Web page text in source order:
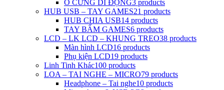
Ổ CỨNG DI ĐỘNG3 products
HUB USB – TAY GAMES21 products
HUB CHIA USB14 products
TAY BẤM GAMES6 products
LCD – LK LCD – KHUNG TREO38 products
Màn hình LCD16 products
Phụ kiện LCD19 products
Linh Tinh Khác100 products
LOA – TAI NGHE – MICRO79 products
Headphone – Tai nghe10 products